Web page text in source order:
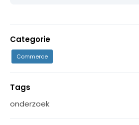
Categorie
Commerce
Tags
onderzoek